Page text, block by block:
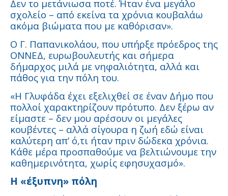
Δεν το μετάνιωσα ποτέ. Ήταν ένα μεγάλο
σχολείο – από εκείνα τα χρόνια κουβαλάω
ακόμα βιώματα που με καθόρισαν».
Ο Γ. Παπανικολάου, που υπήρξε πρόεδρος της
ΟΝΝΕΔ, ευρωβουλευτής και σήμερα
δήμαρχος μιλά με νηφαλιότητα, αλλά και
πάθος για την πόλη του.
«Η Γλυφάδα έχει εξελιχθεί σε έναν Δήμο που
πολλοί χαρακτηρίζουν πρότυπο. Δεν ξέρω αν
είμαστε – δεν μου αρέσουν οι μεγάλες
κουβέντες – αλλά σίγουρα η ζωή εδώ είναι
καλύτερη απ’ ό,τι ήταν πριν δώδεκα χρόνια.
Κάθε μέρα προσπαθούμε να βελτιώνουμε την
καθημερινότητα, χωρίς εφησυχασμό».
Η «έξυπνη» πόλη